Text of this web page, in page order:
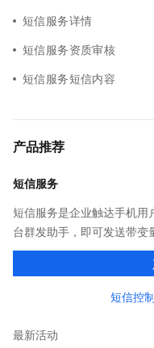
短信服务详情
短信服务资质审核
短信服务短信内容
产品推荐
短信服务
短信服务是企业触达手机
台群发助手，即可发送带
验证短信秒级触达，到达
200+国家和地区，安全稳定
短信控
最新活动